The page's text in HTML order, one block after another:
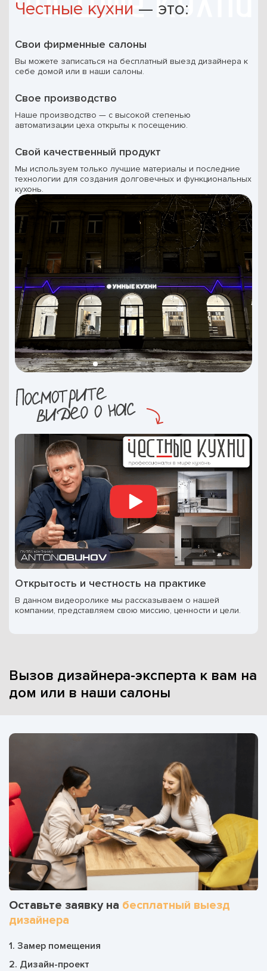
Честные кухни — это:
Свои фирменные салоны
Вы можете записаться на бесплатный выезд дизайнера к
себе домой или в наши салоны.
Свое производство
Наше производство — с высокой степенью
автоматизации цеха открыты к посещению.
Свой качественный продукт
Мы используем только лучшие материалы и последние
технологии для создания долговечных и функциональных
кухонь.
Открытость и честность на практике
В данном видеоролике мы рассказываем о нашей
компании, представляем свою миссию, ценности и цели.
Вызов дизайнера-эксперта к вам на
дом или в наши салоны
Оставьте заявку на бесплатный выезд
дизайнера
1. Замер помещения
2. Дизайн-проект